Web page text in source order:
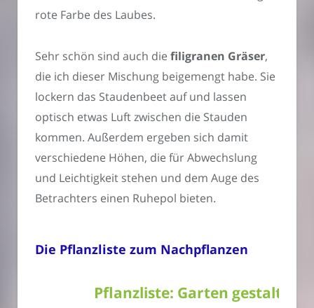
rote Farbe des Laubes.
Sehr schön sind auch die filigranen Gräser,
die ich dieser Mischung beigemengt habe. Sie
lockern das Staudenbeet auf und lassen
optisch etwas Luft zwischen die Stauden
kommen. Außerdem ergeben sich damit
verschiedene Höhen, die für Abwechslung
und Leichtigkeit stehen und dem Auge des
Betrachters einen Ruhepol bieten.
Die Pflanzliste zum Nachpflanzen
Pflanzliste: Garten gestalten